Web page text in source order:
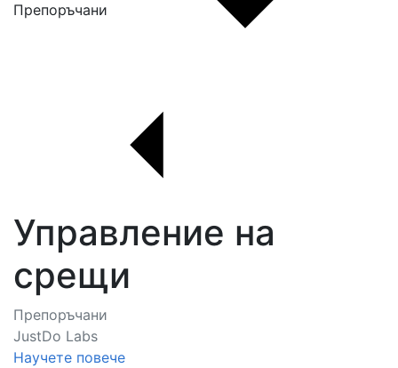
Препоръчани
Управление на
срещи
Препоръчани
JustDo Labs
Научете повече